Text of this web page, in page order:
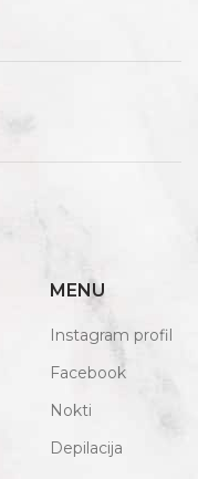
MENU
Instagram profil
Facebook
Nokti
Depilacija